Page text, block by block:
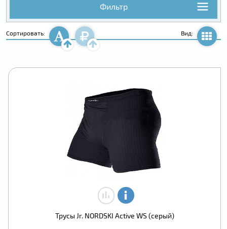
Фильтр
Сортировать: Вид:
Трусы Jr. NORDSKI Active WS (серый)